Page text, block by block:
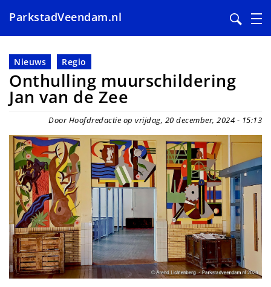
en
naar
de
inhoud
ParkstadVeendam.nl
Nieuws Regio
Onthulling muurschildering
Jan van de Zee
Door Hoofdredactie op vrijdag, 20 december, 2024 - 15:13